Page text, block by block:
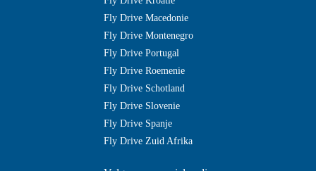
Fly Drive Macedonie
Fly Drive Montenegro
Fly Drive Portugal
Fly Drive Roemenie
Fly Drive Schotland
Fly Drive Slovenie
Fly Drive Spanje
Fly Drive Zuid Afrika